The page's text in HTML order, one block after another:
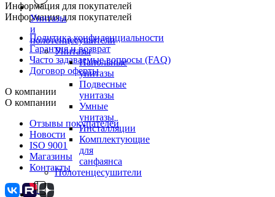
Унитазы
и
полотенцесушители
Унитазы
Напольные
унитазы
Подвесные
унитазы
Умные
унитазы
Инсталляции
Комплектующие
для
санфаянса
Полотенцесушители
Информация для покупателей
Информация для покупателей
Политика конфиденциальности
Гарантия и возврат
Часто задаваемые вопросы (FAQ)
Договор оферты
О компании
О компании
Отзывы покупателей
Новости
ISO 9001
Магазины
Контакты